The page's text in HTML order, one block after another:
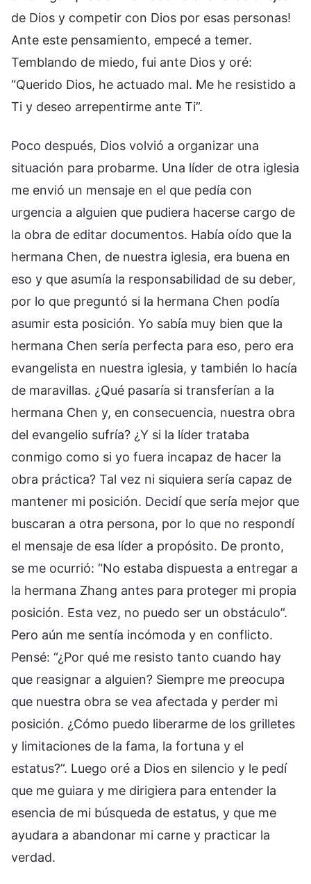
de Dios y competir con Dios por esas personas!
Ante este pensamiento, empecé a temer.
Temblando de miedo, fui ante Dios y oré:
“Querido Dios, he actuado mal. Me he resistido a
Ti y deseo arrepentirme ante Ti”.
Poco después, Dios volvió a organizar una
situación para probarme. Una líder de otra iglesia
me envió un mensaje en el que pedía con
urgencia a alguien que pudiera hacerse cargo de
la obra de editar documentos. Había oído que la
hermana Chen, de nuestra iglesia, era buena en
eso y que asumía la responsabilidad de su deber,
por lo que preguntó si la hermana Chen podía
asumir esta posición. Yo sabía muy bien que la
hermana Chen sería perfecta para eso, pero era
evangelista en nuestra iglesia, y también lo hacía
de maravillas. ¿Qué pasaría si transferían a la
hermana Chen y, en consecuencia, nuestra obra
del evangelio sufría? ¿Y si la líder trataba
conmigo como si yo fuera incapaz de hacer la
obra práctica? Tal vez ni siquiera sería capaz de
mantener mi posición. Decidí que sería mejor que
buscaran a otra persona, por lo que no respondí
el mensaje de esa líder a propósito. De pronto,
se me ocurrió: “No estaba dispuesta a entregar a
la hermana Zhang antes para proteger mi propia
posición. Esta vez, no puedo ser un obstáculo”.
Pero aún me sentía incómoda y en conflicto.
Pensé: “¿Por qué me resisto tanto cuando hay
que reasignar a alguien? Siempre me preocupa
que nuestra obra se vea afectada y perder mi
posición. ¿Cómo puedo liberarme de los grilletes
y limitaciones de la fama, la fortuna y el
estatus?”. Luego oré a Dios en silencio y le pedí
que me guiara y me dirigiera para entender la
esencia de mi búsqueda de estatus, y que me
ayudara a abandonar mi carne y practicar la
verdad.